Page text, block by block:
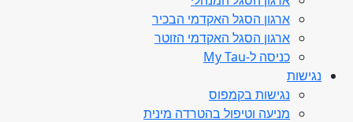
ארגון הסגל האקדמי הבכיר
ארגון הסגל האקדמי הזוטר
כניסה ל-My Tau
נגישות
נגישות בקמפוס
מניעה וטיפול בהטרדה מינית